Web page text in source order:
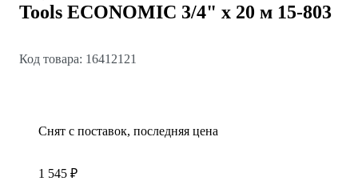
Tools ECONOMIC 3/4" x 20 м 15-803
Код товара: 16412121
Снят с поставок, последняя цена
1 545 ₽